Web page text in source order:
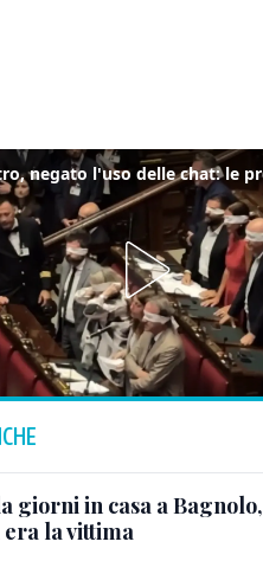
giorni in casa a Bagnolo,
era la vittima